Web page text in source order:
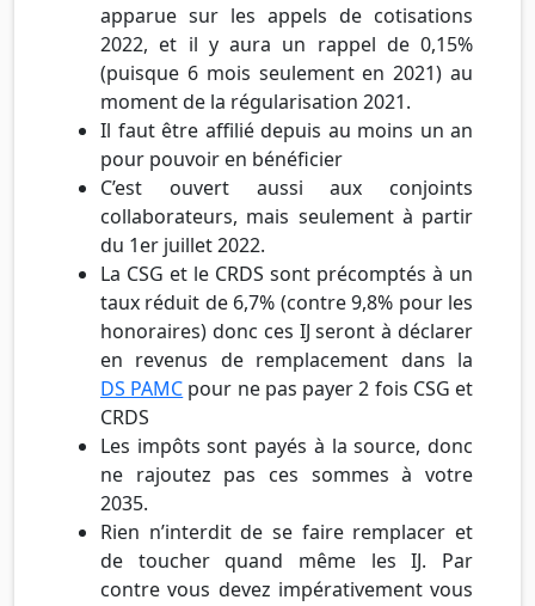
apparue sur les appels de cotisations
2022, et il y aura un rappel de 0,15%
(puisque 6 mois seulement en 2021) au
moment de la régularisation 2021.
Il faut être affilié depuis au moins un an
pour pouvoir en bénéficier
C’est ouvert aussi aux conjoints
collaborateurs, mais seulement à partir
du 1er juillet 2022.
La CSG et le CRDS sont précomptés à un
taux réduit de 6,7% (contre 9,8% pour les
honoraires) donc ces IJ seront à déclarer
en revenus de remplacement dans la
DS PAMC pour ne pas payer 2 fois CSG et
CRDS
Les impôts sont payés à la source, donc
ne rajoutez pas ces sommes à votre
2035.
Rien n’interdit de se faire remplacer et
de toucher quand même les IJ. Par
contre vous devez impérativement vous